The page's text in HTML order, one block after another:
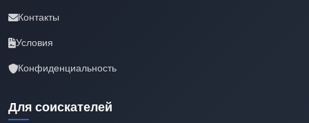
Контакты
Условия
Конфиденциальность
Для соискателей